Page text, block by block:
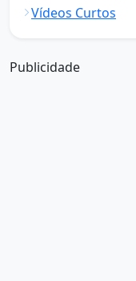
Vídeos Curtos
Publicidade